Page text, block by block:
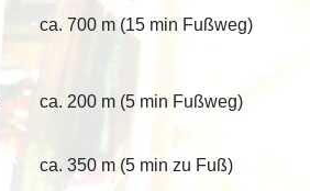
ca. 700 m (15 min Fußweg)
ca. 200 m (5 min Fußweg)
ca. 350 m (5 min zu Fuß)